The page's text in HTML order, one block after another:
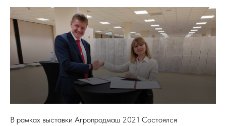
В рамках выставки Агропродмаш 2021 Состоялся